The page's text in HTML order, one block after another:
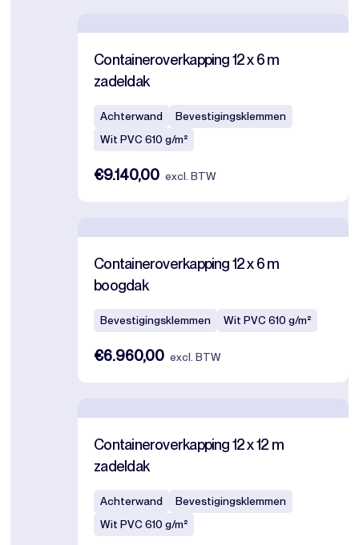
Containeroverkapping 12 x 6 m
zadeldak
Achterwand
Bevestigingsklemmen
Wit PVC 610 g/m²
€9.140,00 excl. BTW
Containeroverkapping 12 x 6 m
boogdak
Bevestigingsklemmen Wit PVC 610 g/m²
€6.960,00 excl. BTW
Containeroverkapping 12 x 12 m
zadeldak
Achterwand
Bevestigingsklemmen
Wit PVC 610 g/m²